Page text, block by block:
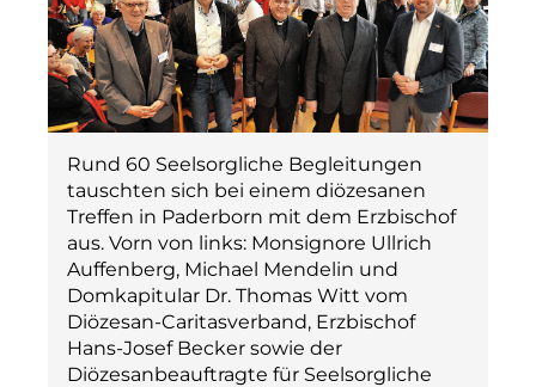
Rund 60 Seelsorgliche Begleitungen
tauschten sich bei einem diözesanen
Treffen in Paderborn mit dem Erzbischof
aus. Vorn von links: Monsignore Ullrich
Auffenberg, Michael Mendelin und
Domkapitular Dr. Thomas Witt vom
Diözesan-Caritasverband, Erzbischof
Hans-­Josef Becker sowie der
Diözesanbeauftragte für Seelsorgliche